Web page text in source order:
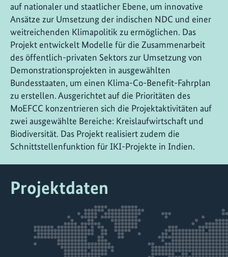
auf nationaler und staatlicher Ebene, um innovative
Ansätze zur Umsetzung der indischen NDC und einer
weitreichenden Klimapolitik zu ermöglichen. Das
Projekt entwickelt Modelle für die Zusammenarbeit
des öffentlich-privaten Sektors zur Umsetzung von
Demonstrationsprojekten in ausgewählten
Bundesstaaten, um einen Klima-Co-Benefit-Fahrplan
zu erstellen. Ausgerichtet auf die Prioritäten des
MoEFCC konzentrieren sich die Projektaktivitäten auf
zwei ausgewählte Bereiche: Kreislaufwirtschaft und
Biodiversität. Das Projekt realisiert zudem die
Schnittstellenfunktion für IKI-Projekte in Indien.
Projektdaten